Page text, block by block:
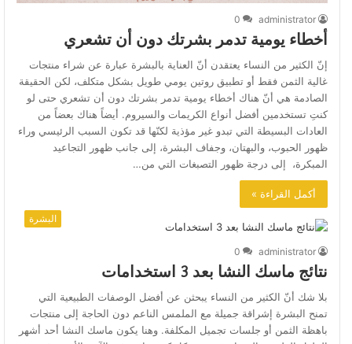
administrator
0
أخطاء يومية تدمر بشرتك دون أن تشعري
إنّ الكثير من النساء يعتقدن أنّ العناية بالبشرة عبارة عن شراء منتجات
غالية الثمن فقط أو تطبيق روتين يومي طويل بشكل متكلف، لكن الحقيقة
الصادمة هي أنّ هناك أخطاء يومية تدمر بشرتك دون أن تشعري حتى لو
كنتِ تستخدمين أفضل أنواع الكريمات والسيروم. أيضاً هناك بعضاً من
العادات البسيطة التي تبدو غير مؤذية لكنّها قد تكون السبب الرئيسي وراء
ظهور الحبوب، والبهتان، وجفاف البشرة، إلى جانب ظهور التجاعيد
المبكرة، إلى درجة ظهور التصبغات التي من…
أكمل القراءة »
البشرة
administrator
0
نتائج ماسك النشا بعد 3 استخدامات
بلا شك أنّ الكثير من النساء يبحثن عن أفضل الوصفات الطبيعية التي
تمنح البشرة إشراقة جميلة مع الملمس الناعم دون الحاجة إلى منتجات
باهظة الثمن أو جلسات تجميل المكلفة. وهنا يكون ماسك النشا أحد أشهر